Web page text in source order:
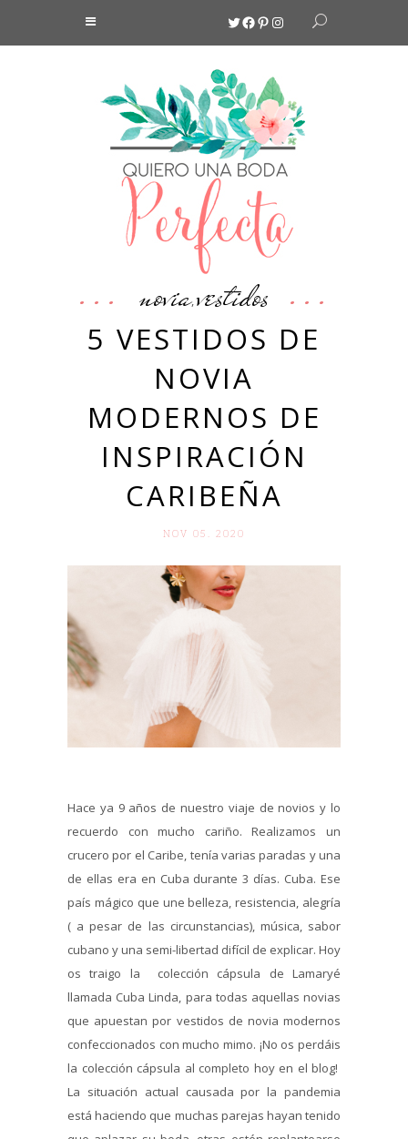
Twitter
Facebook
Pinterest
Instagram
novia,vestidos
5 VESTIDOS DE
NOVIA
MODERNOS DE
INSPIRACIÓN
CARIBEÑA
NOV 05. 2020
Hace ya 9 años de nuestro viaje de novios y lo
recuerdo con mucho cariño. Realizamos un
crucero por el Caribe, tenía varias paradas y una
de ellas era en Cuba durante 3 días. Cuba. Ese
país mágico que une belleza, resistencia, alegría
( a pesar de las circunstancias), música, sabor
cubano y una semi-libertad difícil de explicar. Hoy
os traigo la colección cápsula de Lamaryé
llamada Cuba Linda, para todas aquellas novias
que apuestan por vestidos de novia modernos
confeccionados con mucho mimo. ¡No os perdáis
la colección cápsula al completo hoy en el blog!
La situación actual causada por la pandemia
está haciendo que muchas parejas hayan tenido